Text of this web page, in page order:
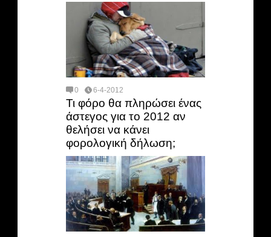
0 6-4-2012
Τι φόρο θα πληρώσει ένας
άστεγος για το 2012 αν
θελήσει να κάνει
φορολογική δήλωση;